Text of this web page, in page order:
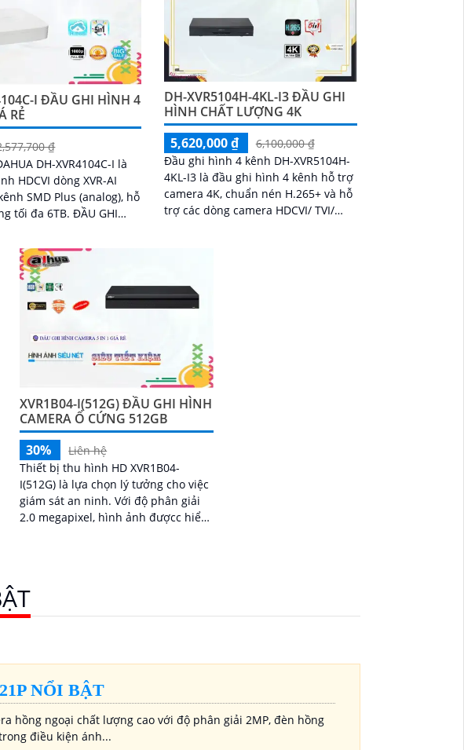
I ĐẦU GHI HÌNH 4
RẺ
₫
DH-XVR4104C-I là
HDCVI dòng XVR-AI
SMD Plus (analog), hỗ
đa 6TB. ĐẦU GHI
DH-XVR5104H-4KL-I3 ĐẦU GHI
HÌNH CHẤT LƯỢNG 4K
5,620,000 ₫
6,100,000 ₫
Đầu ghi hình 4 kênh DH-XVR5104H-
4KL-I3 là đầu ghi hình 4 kênh hỗ trợ
camera 4K, chuẩn nén H.265+ và hỗ
trợ các dòng camera HDCVI/ TVI/
XVR1B04-I(512G) ĐẦU GHI HÌNH
CAMERA Ổ CỨNG 512GB
30%
Liên hệ
Thiết bị thu hình HD XVR1B04-
I(512G) là lựa chọn lý tưởng cho việc
giám sát an ninh. Với độ phân giải
2.0 megapixel, hình ảnh đượcc hiển
NỔI BẬT
hồng ngoại chất lượng cao với độ phân giải 2MP, đèn hồng
điều kiện ánh...